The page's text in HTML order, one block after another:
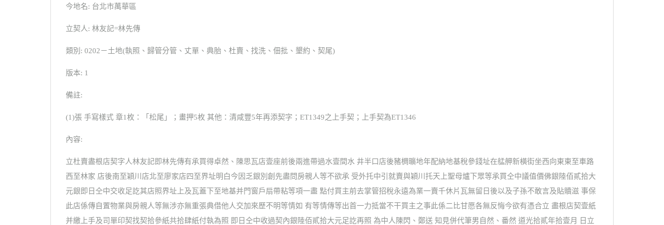
今地名: 台北市萬華區
立契人: 林友記=林先傳
類別: 0202－土地(執照、歸管分管、丈單、典胎、杜賣、找洗、佃批、墾約、契尾)
版本: 1
備註:
(1)張 手寫樣式 章1枚：「松尾」；畫押5枚 其他：清咸豐5年再添契字；ET1349之上手契；上手契為ET1346
內容:
立杜賣盡根店契字人林友記即林先傳有承買得卓然、陳思瓦店壹座前後兩進帶過水壹間水 井半口店後豬椆曠地年配納地基稅參錢址在艋舺新橫街坐西向東東至車路
西至林家 店後南至穎川店北至廖家店四至界址明白今因乏銀別創先盡問房親人等不欲承 受外托中引就賣與穎川托天上聖母爐下眾等承買仝中議值價佛銀陸佰貳拾大
元銀即日仝中交收足訖其店照界址上及瓦蓋下至地基并門窗戶扇帶粘等項一盡 點付買主前去掌管招稅永遠為業一賣千休片瓦無留日後以及子孫不敢言及貼贖滋 事保
此店係傳自置物業與房親人等無涉亦無重張典借他人交加來歷不明等情如 有等情傳等出首一力抵當不干買主之事此係二比甘愿各無反悔今欲有憑合立 盡根店契壹紙
并繳上手及司單印契找契拾參紙共拾肆紙付執為照 即日仝中收過契內銀陸佰貳拾大元足訖再照 為中人陳閃、鄭送 知見併代筆男自然、番然 道光拾貳年拾壹月 日立